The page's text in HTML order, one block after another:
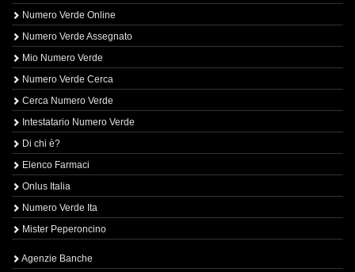
Numero Verde Online
Numero Verde Assegnato
Mio Numero Verde
Numero Verde Cerca
Cerca Numero Verde
Intestatario Numero Verde
Di chi è?
Elenco Farmaci
Onlus Italia
Numero Verde Ita
Mister Peperoncino
Agenzie Banche